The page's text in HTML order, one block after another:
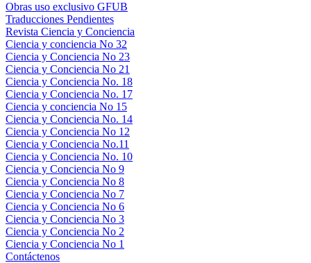
Obras uso exclusivo GFUB
Traducciones Pendientes
Revista Ciencia y Conciencia
Ciencia y conciencia No 32
Ciencia y Conciencia No 23
Ciencia y Conciencia No 21
Ciencia y Conciencia No. 18
Ciencia y Conciencia No. 17
Ciencia y conciencia No 15
Ciencia y Conciencia No. 14
Ciencia y Conciencia No 12
Ciencia y Conciencia No.11
Ciencia y Conciencia No. 10
Ciencia y Conciencia No 9
Ciencia y Conciencia No 8
Ciencia y Conciencia No 7
Ciencia y Conciencia No 6
Ciencia y Conciencia No 3
Ciencia y Conciencia No 2
Ciencia y Conciencia No 1
Contáctenos